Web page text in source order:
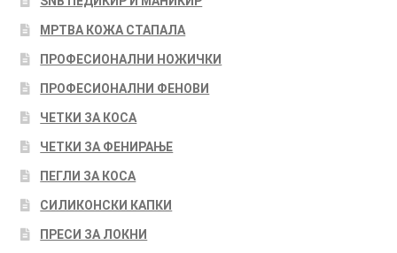
МРТВА КОЖА СТАПАЛА
ПРОФЕСИОНАЛНИ НОЖИЧКИ
ПРОФЕСИОНАЛНИ ФЕНОВИ
ЧЕТКИ ЗА КОСА
ЧЕТКИ ЗА ФЕНИРАЊЕ
ПЕГЛИ ЗА КОСА
СИЛИКОНСКИ КАПКИ
ПРЕСИ ЗА ЛОКНИ